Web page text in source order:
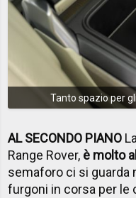
Tanto spazio per
AL SECONDO PIANO
Range Rover, è molto
semaforo ci si guarda
furgoni in corsa per le